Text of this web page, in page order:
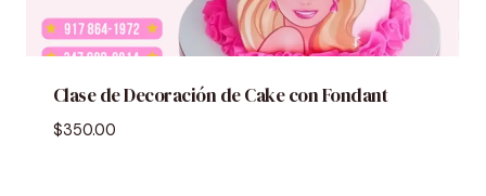
Clase de Decoración de Cake con Fondant
$350.00